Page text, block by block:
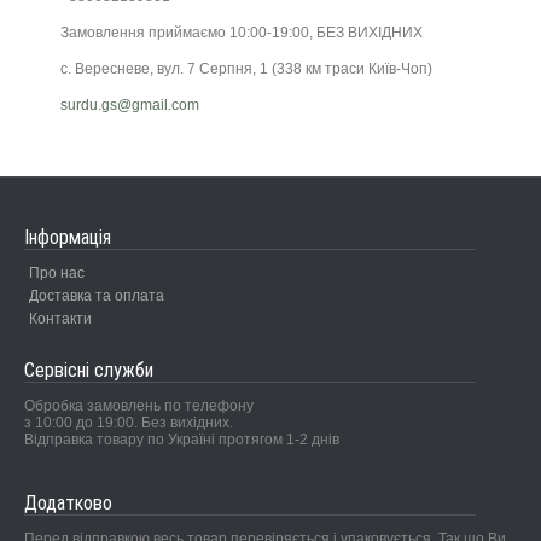
Замовлення приймаємо 10:00-19:00, БЕЗ ВИХІДНИХ
с. Вересневе, вул. 7 Серпня, 1 (338 км траси Київ-Чоп)
surdu.gs@gmail.com
Інформація
Про нас
Доставка та оплата
Контакти
Сервісні служби
Обробка замовлень по телефону
з 10:00 до 19:00. Без вихідних.
Відправка товару по Україні протягом 1-2 днів
Додатково